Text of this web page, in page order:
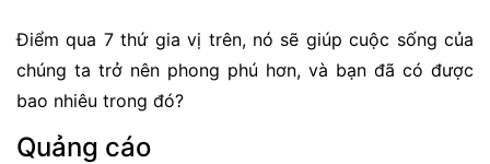
Điểm qua 7 thứ gia vị trên, nó sẽ giúp cuộc sống của
chúng ta trở nên phong phú hơn, và bạn đã có được
bao nhiêu trong đó?
Quảng cáo